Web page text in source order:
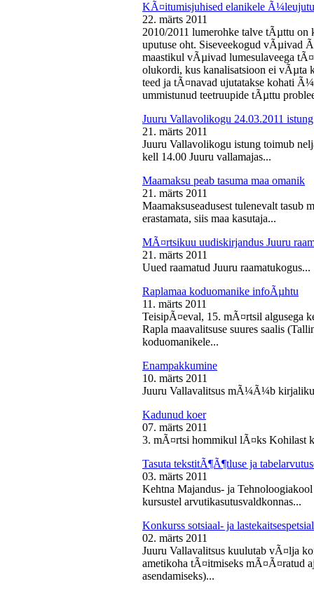
KÃ¤itumisjuhised elanikele
22. märts 2011
2010/2011 lumerohke talve tÃµttu on
uputuse oht. Siseveekogud vÃµivad
maastikul vÃµivad lumesulaveega
olukordi, kus kanalisatsioon ei vÃµta
teed ja tÃ¤navad ujutatakse kohati
ummistunud teetruupide tÃµttu
Juuru Vallavolikogu 24.03.2011 istung
21. märts 2011
Juuru Vallavolikogu istung toimub
kell 14.00 Juuru vallamajas...
Maamaksu peab tasuma maa omanik
21. märts 2011
Maamaksuseadusest tulenevalt tasub
erastamata, siis maa kasutaja...
MÃ¤rtsikuu uudiskirjandus Juuru
21. märts 2011
Uued raamatud Juuru raamatukogus...
Raplamaa koduomanike infoÃµhtu
11. märts 2011
TeisipÃ¤eval, 15. mÃ¤rtsil algusega
Rapla maavalitsuse suures saalis
koduomanikele...
Enampakkumine
10. märts 2011
Juuru Vallavalitsus mÃ¼Ã¼b kirjaliku
Kadunud koer
07. märts 2011
3. mÃ¤rtsi hommikul lÃ¤ks Kohilast
Tasuta tekstitÃ¶Ã¶tluse ja
03. märts 2011
Kehtna Majandus- ja
kursustel arvutikasutusvaldkonnas...
Konkurss sotsiaal- ja
02. märts 2011
Juuru Vallavalitsus kuulutab vÃ¤lja
ametikoha tÃ¤itmiseks mÃ¤Ã¤ratud
asendamiseks)...